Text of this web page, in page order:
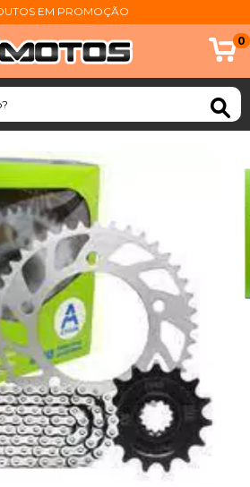
EM PROMOÇÃO
0